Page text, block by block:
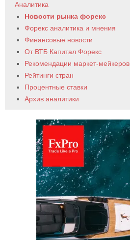
Аналитика
Новости рынка форекс
Форекс аналитика и мнения
Финансовые новости
От ВТБ Капитал Форекс
Рекомендации маркет-мейкеров
Рейтинги стран
Процентные ставки
Архив аналитики